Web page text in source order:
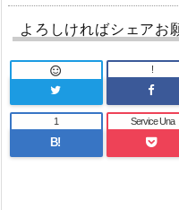
よろしければシェアお
 !
B!
1 Service Una